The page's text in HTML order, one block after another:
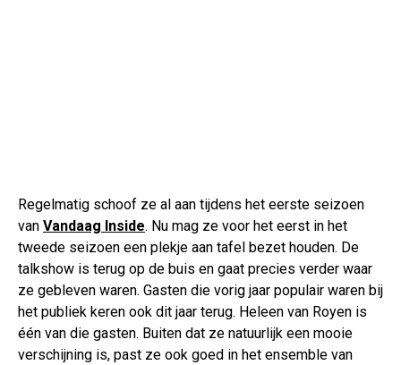
Regelmatig schoof ze al aan tijdens het eerste seizoen
van Vandaag Inside. Nu mag ze voor het eerst in het
tweede seizoen een plekje aan tafel bezet houden. De
talkshow is terug op de buis en gaat precies verder waar
ze gebleven waren. Gasten die vorig jaar populair waren bij
het publiek keren ook dit jaar terug. Heleen van Royen is
één van die gasten. Buiten dat ze natuurlijk een mooie
verschijning is, past ze ook goed in het ensemble van